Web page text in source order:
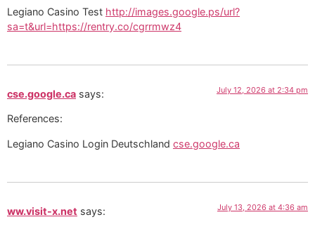
Legiano Casino Test http://images.google.ps/url?
sa=t&url=https://rentry.co/cgrrmwz4
cse.google.ca says: July 12, 2026 at 2:34 pm
References:
Legiano Casino Login Deutschland cse.google.ca
ww.visit-x.net says: July 13, 2026 at 4:36 am